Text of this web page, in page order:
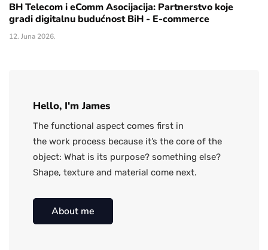
BH Telecom i eComm Asocijacija: Partnerstvo koje
gradi digitalnu budućnost BiH - E-commerce
12. Juna 2026.
Hello, I'm James
The functional aspect comes first in
the work process because it’s the core of the
object: What is its purpose? something else?
Shape, texture and material come next.
About me